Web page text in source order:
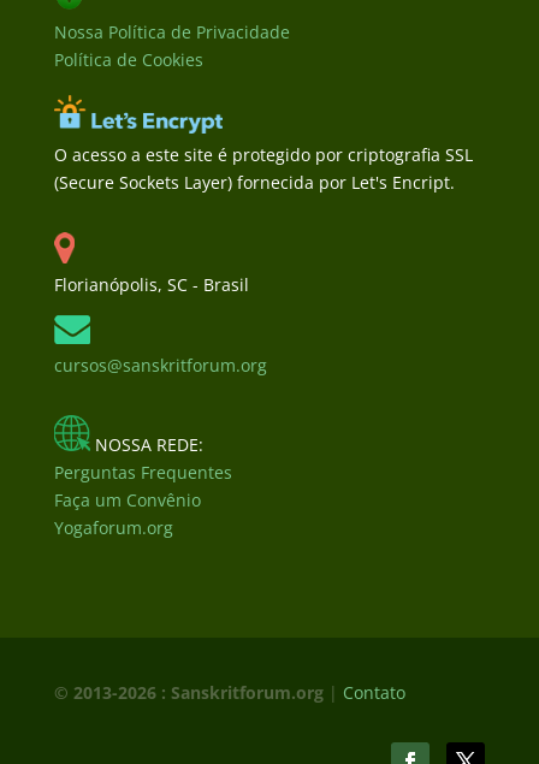
Nossa Política de Privacidade
Política de Cookies
O acesso a este site é protegido por criptografia SSL
(Secure Sockets Layer) fornecida por Let's Encript.
Florianópolis, SC - Brasil
cursos@sanskritforum.org
NOSSA REDE:
Perguntas Frequentes
Faça um Convênio
Yogaforum.org
© 2013-2026 : Sanskritforum.org| Contato